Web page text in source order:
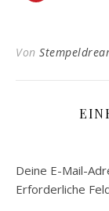
Von
Deine E-Mail-
Erforderliche